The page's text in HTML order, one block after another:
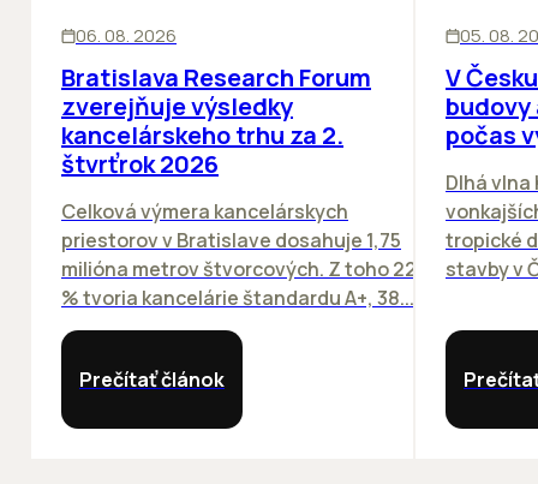
06. 08. 2026
Bratislava Research Forum
zverejňuje výsledky
kancelárskeho trhu za 2.
štvrťrok 2026
Celková výmera kancelárskych
priestorov v Bratislave dosahuje 1,75
milióna metrov štvorcových. Z toho 22
% tvoria kancelárie štandardu A+, 38...
Prečítať článok
05. 08.
V
počas
Dlhá
tropické
stavby v